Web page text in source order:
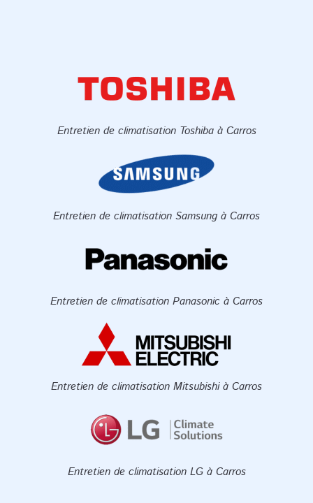
Entretien de climatisation Toshiba à Carros
Entretien de climatisation Samsung à Carros
Entretien de climatisation Panasonic à Carros
Entretien de climatisation Mitsubishi à Carros
Entretien de climatisation LG à Carros